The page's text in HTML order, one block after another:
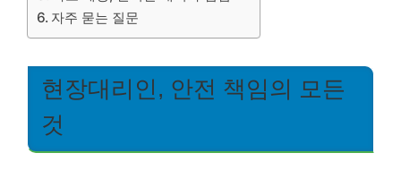
자주 묻는 질문
현장대리인, 안전 책임의 모든
것